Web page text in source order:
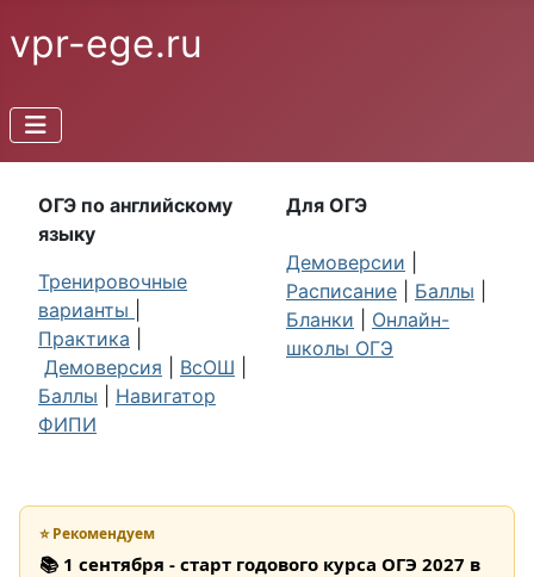
vpr-ege.ru
ОГЭ по английскому
языку
Тренировочные
варианты
Практика
Демоверсия
ВсОШ
Баллы
Навигатор
ФИПИ
Для ОГЭ
Демоверсии
Расписание
Баллы
Бланки
Онлайн-
школы ОГЭ
⭐ Рекомендуем
📚 1 сентября - старт годового курса ОГЭ 2027 в